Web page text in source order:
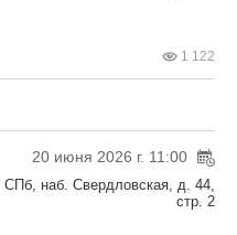
1 122
20 июня 2026 г. 11:00
СПб, наб. Свердловская, д. 44,
стр. 2